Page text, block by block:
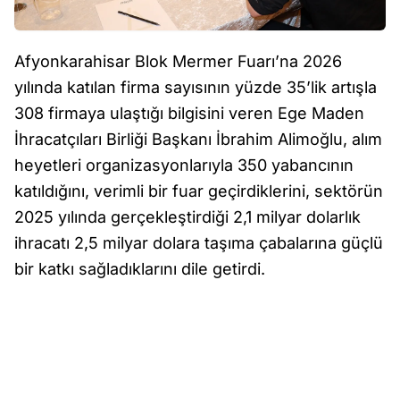
Afyonkarahisar Blok Mermer Fuarı’na 2026
yılında katılan firma sayısının yüzde 35’lik artışla
308 firmaya ulaştığı bilgisini veren Ege Maden
İhracatçıları Birliği Başkanı İbrahim Alimoğlu, alım
heyetleri organizasyonlarıyla 350 yabancının
katıldığını, verimli bir fuar geçirdiklerini, sektörün
2025 yılında gerçekleştirdiği 2,1 milyar dolarlık
ihracatı 2,5 milyar dolara taşıma çabalarına güçlü
bir katkı sağladıklarını dile getirdi.